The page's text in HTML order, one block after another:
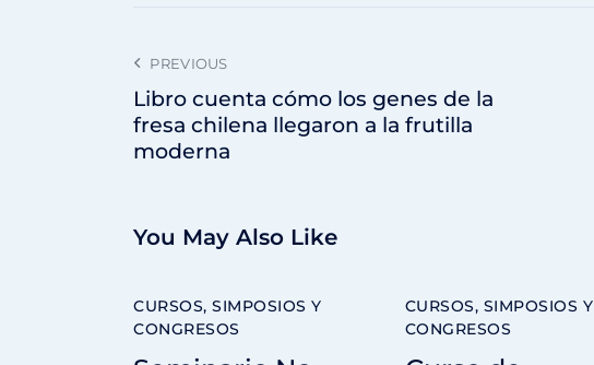
PREVIOUS
Libro cuenta cómo los genes de la
fresa chilena llegaron a la frutilla
moderna
You May Also Like
CURSOS, SIMPOSIOS Y
CONGRESOS
CURSOS, SIMPOSIOS Y
CONGRESOS